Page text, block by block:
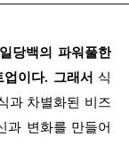
일당백의 파워풀한
이다. 그래서 식
과 차별화된 비즈
과 변화를 만들어